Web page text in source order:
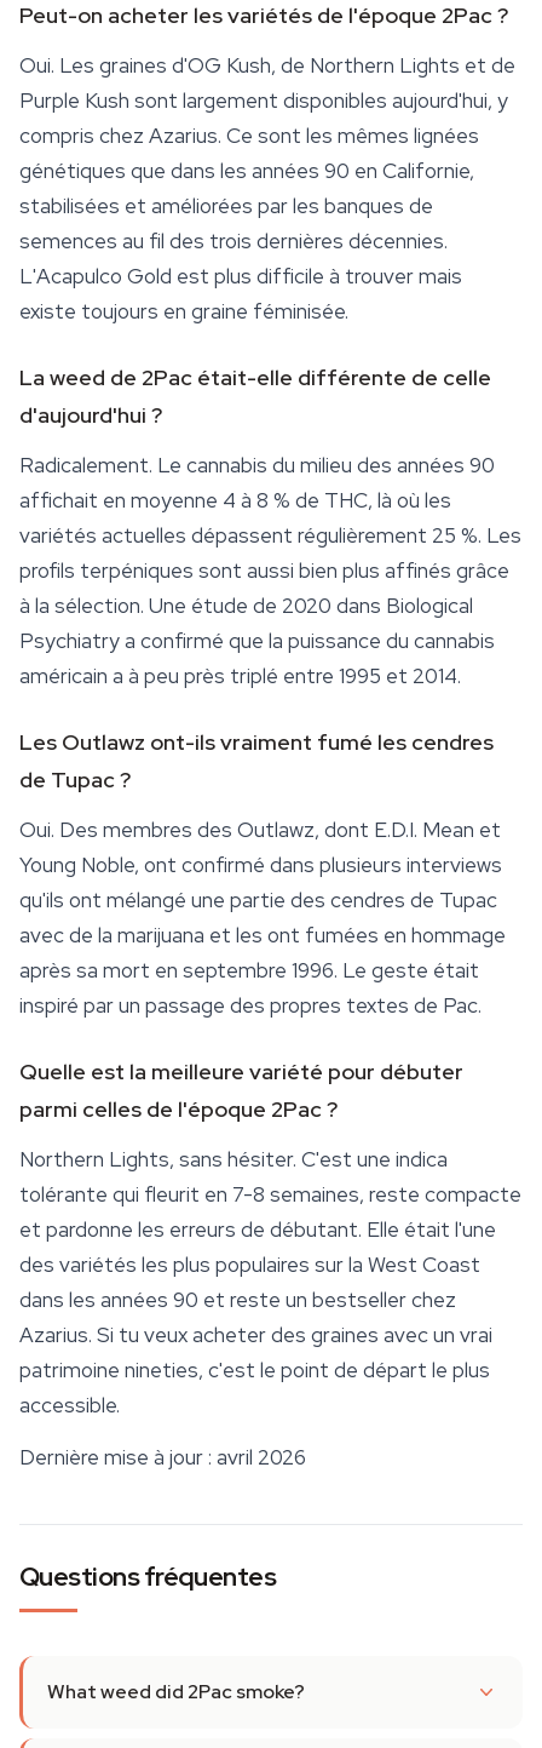
Peut-on acheter les variétés de l'époque 2Pac ?
Oui. Les graines d'OG Kush, de Northern Lights et de
Purple Kush sont largement disponibles aujourd'hui, y
compris chez Azarius. Ce sont les mêmes lignées
génétiques que dans les années 90 en Californie,
stabilisées et améliorées par les banques de
semences au fil des trois dernières décennies.
L'Acapulco Gold est plus difficile à trouver mais
existe toujours en graine féminisée.
La weed de 2Pac était-elle différente de celle
d'aujourd'hui ?
Radicalement. Le cannabis du milieu des années 90
affichait en moyenne 4 à 8 % de THC, là où les
variétés actuelles dépassent régulièrement 25 %. Les
profils terpéniques sont aussi bien plus affinés grâce
à la sélection. Une étude de 2020 dans Biological
Psychiatrya confirmé que la puissance du cannabis
américain a à peu près triplé entre 1995 et 2014.
Les Outlawz ont-ils vraiment fumé les cendres
de Tupac ?
Oui. Des membres des Outlawz, dont E.D.I. Mean et
Young Noble, ont confirmé dans plusieurs interviews
qu'ils ont mélangé une partie des cendres de Tupac
avec de la marijuana et les ont fumées en hommage
après sa mort en septembre 1996. Le geste était
inspiré par un passage des propres textes de Pac.
Quelle est la meilleure variété pour débuter
parmi celles de l'époque 2Pac ?
Northern Lights, sans hésiter. C'est une indica
tolérante qui fleurit en 7-8 semaines, reste compacte
et pardonne les erreurs de débutant. Elle était l'une
des variétés les plus populaires sur la West Coast
dans les années 90 et reste un bestseller chez
Azarius. Si tu veux acheter des graines avec un vrai
patrimoine nineties, c'est le point de départ le plus
accessible.
Dernière mise à jour : avril 2026
Questions fréquentes
What weed did 2Pac smoke?